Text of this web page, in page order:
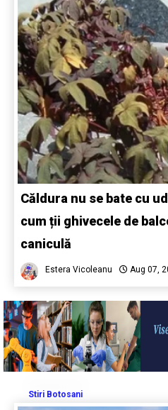
Căldura nu se bate cu
cum ții ghivecele de
caniculă
Estera Vicoleanu Aug 07,
Stiri Botosani